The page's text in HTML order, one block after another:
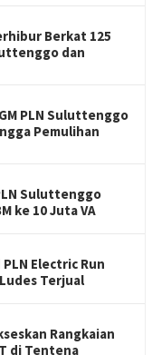
Berkat 125
dan
PLN Suluttenggo
Pemulihan
Suluttenggo
ke 10 Juta VA
Electric Run
Terjual
Rangkaian
di Tentena